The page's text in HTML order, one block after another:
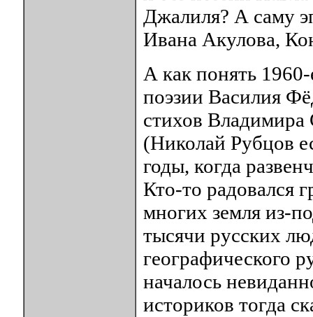
Джалиля? А саму
Ивана Акулова,
А как понять
поэзии Василия
стихов Владимира
(Николай Рубцов
годы, когда
Кто-то радовался
многих земля из-
тысячи русских
географического
началось
историков тогда